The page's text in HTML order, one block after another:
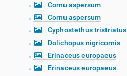
Cornu aspersum
Cornu aspersum
Cyphostethus tristriatus
Dolichopus nigricornis
Erinaceus europaeus
Erinaceus europaeus